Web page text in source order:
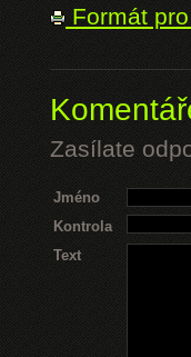
Formát
Zasílate
Jméno
Kontrola
Text